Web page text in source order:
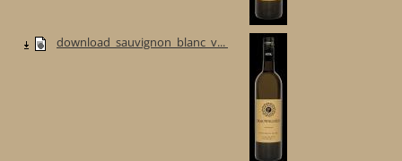
download_sauvignon_blanc_v...